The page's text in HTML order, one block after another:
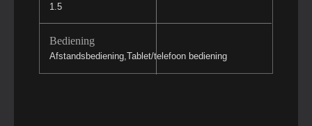
1.5
Bediening
Afstandsbediening,Tablet/telefoon bediening